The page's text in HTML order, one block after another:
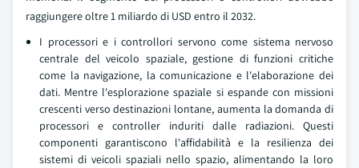
raggiungere oltre 1 miliardo di USD entro il 2032.
I processori e i controllori servono come sistema nervoso
centrale del veicolo spaziale, gestione di funzioni critiche
come la navigazione, la comunicazione e l'elaborazione dei
dati. Mentre l'esplorazione spaziale si espande con missioni
crescenti verso destinazioni lontane, aumenta la domanda di
processori e controller induriti dalle radiazioni. Questi
componenti garantiscono l'affidabilità e la resilienza dei
sistemi di veicoli spaziali nello spazio, alimentando la loro